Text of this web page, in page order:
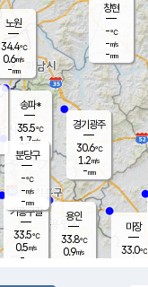
용인
33.8℃
0.9m/s
경기광주
30.6℃
1.2m/s
-mm
창현
-℃
-m/s
-mm
마장
33.0℃
노원
34.4℃
0.6m/s
-mm
송파*
35.5℃
1.7m/s
-mm
기흥구갈
33.5℃
0.5m/s
-
분당구
-℃
-m/s
-mm